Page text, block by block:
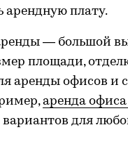
арендную плату.
— большой
площади,
аренды офисов и
аренда
для